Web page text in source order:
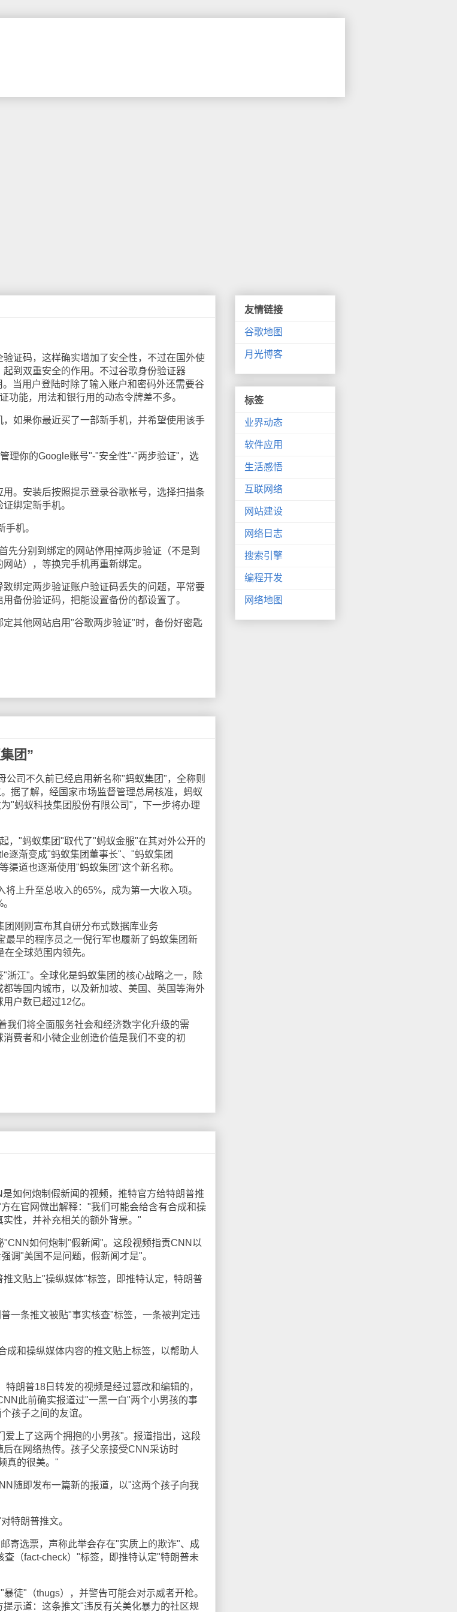
证码，这样确实增加了安全性，不过在国外使
到双重安全的作用。不过谷歌身份验证器
当用户登陆时除了输入账户和密码外还需要谷
功能，用法和银行用的动态令牌差不多。
如果你最近买了一部新手机，并希望使用该手
你的Google账号"-"安全性"-"两步验证"，选
安装后按照提示登录谷歌帐号，选择扫描条
绑定新手机。
机。
分别到绑定的网站停用掉两步验证（不是到
站），等换完手机再重新绑定。
绑定两步验证账户验证码丢失的问题，平常要
备份验证码，把能设置备份的都设置了。
其他网站启用"谷歌两步验证"时，备份好密匙
团”
司不久前已经启用新名称"蚂蚁集团"，全称则
据了解，经国家市场监督管理总局核准，蚂蚁
"蚂蚁科技集团股份有限公司"，下一步将办理
"蚂蚁集团"取代了"蚂蚁金服"在其对外公开的
逐渐变成"蚂蚁集团董事长"、"蚂蚁集团
渠道也逐渐使用"蚂蚁集团"这个新名称。
上升至总收入的65%，成为第一大收入项。
刚刚宣布其自研分布式数据库业务
早的程序员之一倪行军也履新了蚂蚁集团新
全球范围内领先。
江"。全球化是蚂蚁集团的核心战略之一，除
等国内城市，以及新加坡、美国、英国等海外
户数已超过12亿。
们将全面服务社会和经济数字化升级的需
费者和小微企业创造价值是我们不变的初
何炮制假新闻的视频，推特官方给特朗普推
在官网做出解释："我们可能会给含有合成和操
性，并补充相关的额外背景。"
如何炮制"假新闻"。这段视频指责CNN以
调"美国不是问题，假新闻才是"。
文贴上"操纵媒体"标签，即推特认定，特朗普
条推文被贴"事实核查"标签，一条被判定违
和操纵媒体内容的推文贴上标签，以帮助人
普18日转发的视频是经过篡改和编辑的，
此前确实报道过"一黑一白"两个小男孩的事
孩子之间的友谊。
上了这两个拥抱的小男孩"。报道指出，这段
在网络热传。孩子父亲接受CNN采访时
真的很美。"
即发布一篇新的报道，以"这两个孩子向我
特朗普推文。
选票，声称此举会存在"实质上的欺诈"、成
（fact-check）"标签，即推特认定"特朗普未
"（thugs），并警告可能会对示威者开枪。
示道：这条推文"违反有关美化暴力的社区规
友情链接
谷歌地图
月光博客
标签
业界动态
软件应用
生活感悟
互联网络
网站建设
网络日志
搜索引擎
编程开发
网络地图